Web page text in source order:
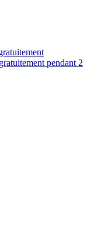
pendant 2